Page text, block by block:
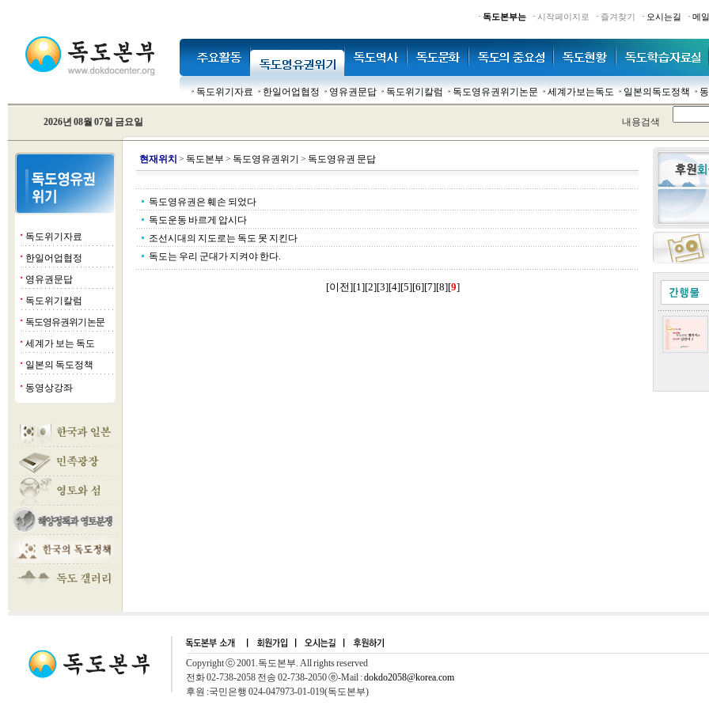
· 독도본부는 · 시작페이지로 · 즐겨찾기 · 오시는길 · 메
독도위기자료 한일어업협정 영유권문답 독도위기칼럼 독도영유권위기논문 세계가보는독도 일본의독도정책
2026년 08월 07일 금요일 내용검색
■ 독도위기자료
■ 한일어업협정
■ 영유권문답
■ 독도위기칼럼
■ 독도영유권위기 논문
■ 세계가 보는 독도
■ 일본의 독도정책
■ 동영상강좌
현재위치 > 독도본부 > 독도영유권위기 > 독도영유권 문답
독도영유권은 훼손 되었다
독도운동 바르게 압시다
조선시대의 지도로는 독도 못 지킨다
독도는 우리 군대가 지켜야 한다.
[이전][1][2][3][4][5][6][7][8][9]
Copyright ⓒ 2001.독도본부. All rights reserved
전화 02-738-2058 전송 02-738-2050 ⓔ-Mail :dokdo2058@korea.com
후원 :국민은행 024-047973-01-019(독도본부)